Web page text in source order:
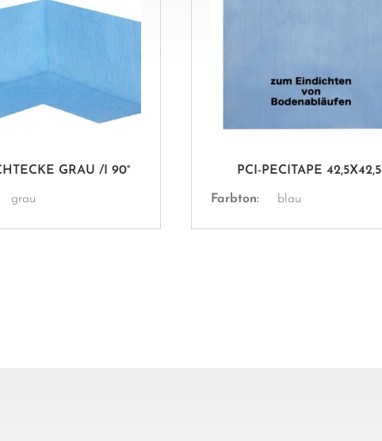
GRAU /I 90°
grau
PCI-PECITAPE 42,5X42,5
Farbton: blau